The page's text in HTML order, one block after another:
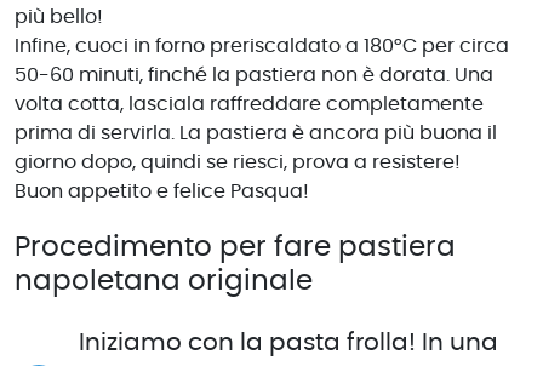
più bello!
Infine, cuoci in forno preriscaldato a 180°C per circa
50-60 minuti, finché la pastiera non è dorata. Una
volta cotta, lasciala raffreddare completamente
prima di servirla. La pastiera è ancora più buona il
giorno dopo, quindi se riesci, prova a resistere!
Buon appetito e felice Pasqua!
Procedimento per fare pastiera
napoletana originale
Iniziamo con la pasta frolla! In una